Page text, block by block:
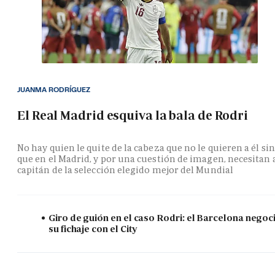
El Real Madrid esquiva la bala de Rodri
No hay quien le quite de la cabeza que no le quieren a él
que en el Madrid, y por una cuestión de imagen, necesitan
capitán de la selección elegido mejor del Mundial
JUANMA RODRÍGUEZ
Giro de guión en el caso Rodri: el Barcelona
su fichaje con el City